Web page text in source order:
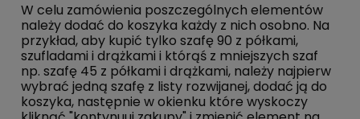
W celu zamówienia poszczególnych elementów
należy dodać do koszyka każdy z nich osobno. Na
przykład, aby kupić tylko szafę 90 z półkami,
szufladami i drążkami i którąś z mniejszych szaf
np. szafę 45 z półkami i drążkami, należy najpierw
wybrać jedną szafę z listy rozwijanej, dodać ją do
koszyka, następnie w okienku które wyskoczy